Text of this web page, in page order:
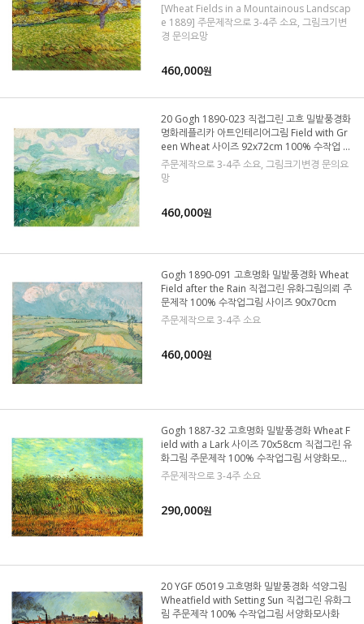
[Wheat Fields in a Mountainous Landscap
e 1889] 주문제작으로 3-4주 소요, 그림크기변
경 문의요망
460,000원
20 Gogh 1890-023 직접그린 고흐 밀밭풍경화
명화레플리카 아트인테리어그림 Field with Gr
een Wheat 사이즈 92x72cm 100% 수작업 캔
버스유화 모사화
주문제작으로 3-4주 소요, 그림크기변경 문의요
망
460,000원
Gogh 1890-091 고흐명화 밀밭풍경화 Wheat
Field after the Rain 직접그린 유화그림의뢰 주
문제작 100% 수작업그림 사이즈 90x70cm
주문제작으로 3-4주 소요
460,000원
Gogh 1887-32 고흐명화 밀밭풍경화 Wheat F
ield with a Lark 사이즈 70x58cm 직접그린 유
화그림 주문제작 100% 수작업그림 서양화모사
화
주문제작으로 3-4주 소요
290,000원
20 YGF 05019 고흐명화 밀밭풍경화 석양그림
Wheatfield with Setting Sun 직접그린 유화그
림 주문제작 100% 수작업그림 서양화모사화